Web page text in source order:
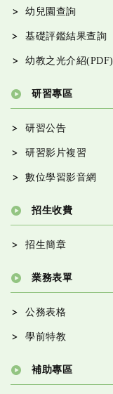
幼兒園查詢
基礎評鑑結果查詢
幼教之光介紹(PDF)
研習專區
研習公告
研習影片複習
數位學習影音網
招生收費
招生簡章
業務表單
公務表格
學前特教
補助專區